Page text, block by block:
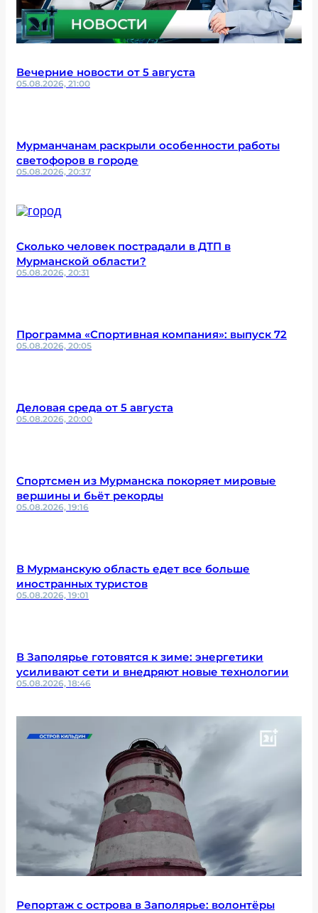
Вечерние новости от 5 августа
05.08.2026, 21:00
Мурманчанам раскрыли особенности работы
светофоров в городе
05.08.2026, 20:37
Сколько человек пострадали в ДТП в
Мурманской области?
05.08.2026, 20:31
Программа «Спортивная компания»: выпуск 72
05.08.2026, 20:05
Деловая среда от 5 августа
05.08.2026, 20:00
Спортсмен из Мурманска покоряет мировые
вершины и бьёт рекорды
05.08.2026, 19:16
В Мурманскую область едет все больше
иностранных туристов
05.08.2026, 19:01
В Заполярье готовятся к зиме: энергетики
усиливают сети и внедряют новые технологии
05.08.2026, 18:46
Репортаж с острова в Заполярье: волонтёры